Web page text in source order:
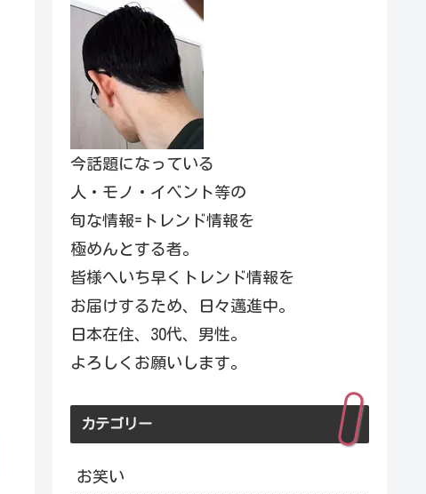
今話題になっている
人・モノ・イベント等の
旬な情報=トレンド情報を
極めんとする者。
皆様へいち早くトレンド情報を
お届けするため、日々邁進中。
日本在住、30代、男性。
よろしくお願いします。
カテゴリー
お笑い